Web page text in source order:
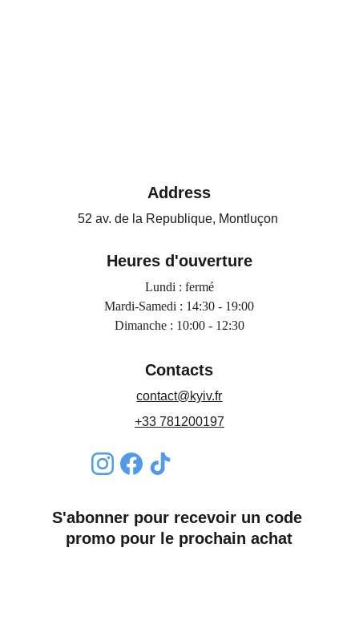
Address
52 av. de la Republique, Montluçon
Contacts
contact@kyiv.fr
+33 781200197
S'abonner pour recevoir un code
promo pour le prochain achat
Heures d'ouverture
Lundi : fermé
Mardi-Samedi : 14:30 - 19:00
Dimanche : 10:00 - 12:30